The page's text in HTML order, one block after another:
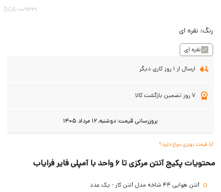
DCA-009331
رنگ: نقره ای
نقره ای
ارسال از 1 روز کاری دیگر
7 روز تضمین بازگشت کالا
بروزرسانی قیمت: دوشنبه, 12 مرداد 1405
آیا قیمت بهتری سراغ دارید؟
محتویات پکیج آنتن مرکزی تا 6 واحد با آمپلی فایر فرایاب
آنتن هوایی 44 شاخه مدل آنتن کار - یک عدد